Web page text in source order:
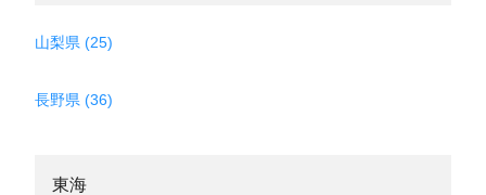
山梨県 (25)
長野県 (36)
東海